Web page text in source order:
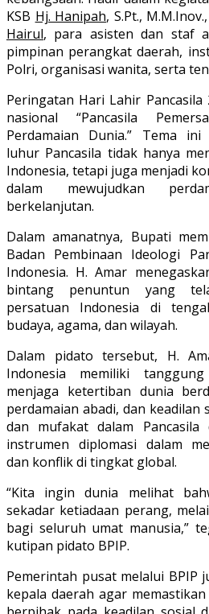
KSB Hj. Hanipah, S.Pt.,
Hairul, para asisten dan staf
pimpinan perangkat daerah,
Polri, organisasi wanita, serta
Peringatan Hari Lahir
nasional “Pancasila
Perdamaian Dunia.” Tema
luhur Pancasila tidak hanya
Indonesia, tetapi juga menjadi
dalam mewujudkan
berkelanjutan.
Dalam amanatnya, Bupati
Badan Pembinaan Ideologi
Indonesia. H. Amar
bintang penuntun yang
persatuan Indonesia di
budaya, agama, dan wilayah.
Dalam pidato tersebut, H.
Indonesia memiliki
menjaga ketertiban dunia
perdamaian abadi, dan keadilan
dan mufakat dalam Pancasila
instrumen diplomasi dalam
dan konflik di tingkat global.
“Kita ingin dunia melihat
sekadar ketiadaan perang,
bagi seluruh umat manusia,”
kutipan pidato BPIP.
Pemerintah pusat melalui BPIP
kepala daerah agar